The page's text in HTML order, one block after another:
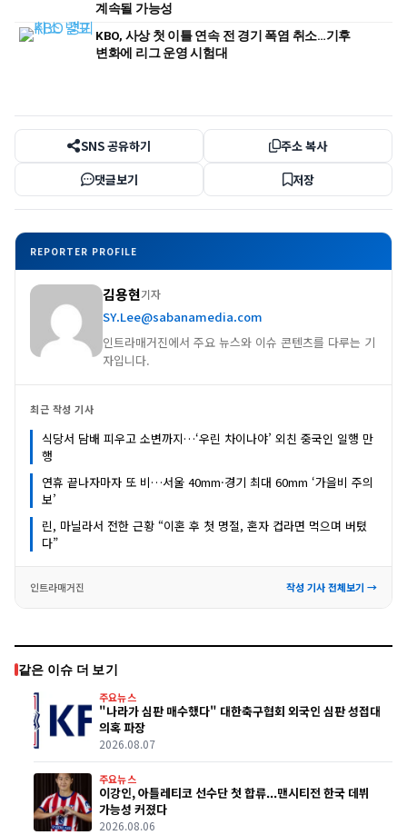
계속될 가능성
KBO, 사상 첫 이틀 연속 전 경기 폭염 취소…기후
변화에 리그 운영 시험대
SNS 공유하기
주소 복사
댓글보기
저장
REPORTER PROFILE
김용현기자
SY.Lee@sabanamedia.com
인트라매거진에서 주요 뉴스와 이슈 콘텐츠를 다루는 기
자입니다.
최근 작성 기사
식당서 담배 피우고 소변까지…‘우린 차이나야’ 외친 중국인 일행 만
행
연휴 끝나자마자 또 비…서울 40mm·경기 최대 60mm ‘가을비 주의
보’
린, 마닐라서 전한 근황 “이혼 후 첫 명절, 혼자 컵라면 먹으며 버텼
다”
인트라매거진 작성 기사 전체보기 →
같은 이슈 더 보기
주요뉴스
"나라가 심판 매수했다" 대한축구협회 외국인 심판 성접대
의혹 파장
2026.08.07
주요뉴스
이강인, 아틀레티코 선수단 첫 합류...맨시티전 한국 데뷔
가능성 커졌다
2026.08.06